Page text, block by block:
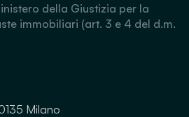
della Giustizia per la
immobiliari (art. 3 e 4 del d.m.
Milano